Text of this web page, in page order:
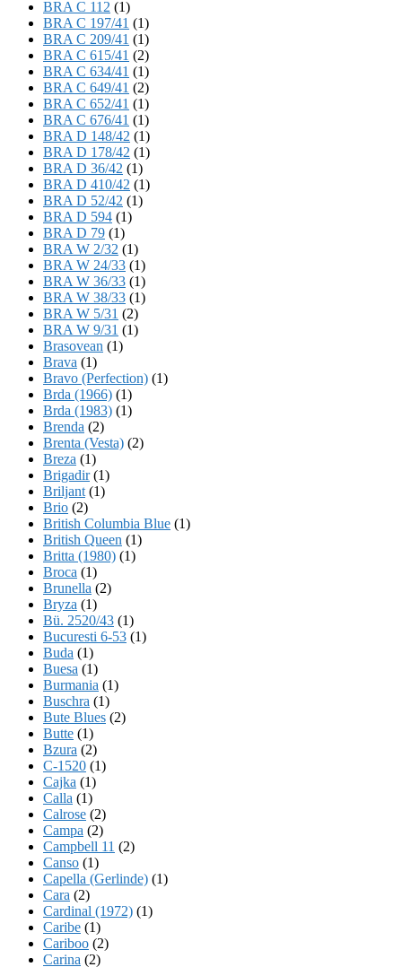
BRA C 112 (1)
BRA C 197/41 (1)
BRA C 209/41 (1)
BRA C 615/41 (2)
BRA C 634/41 (1)
BRA C 649/41 (2)
BRA C 652/41 (1)
BRA C 676/41 (1)
BRA D 148/42 (1)
BRA D 178/42 (1)
BRA D 36/42 (1)
BRA D 410/42 (1)
BRA D 52/42 (1)
BRA D 594 (1)
BRA D 79 (1)
BRA W 2/32 (1)
BRA W 24/33 (1)
BRA W 36/33 (1)
BRA W 38/33 (1)
BRA W 5/31 (2)
BRA W 9/31 (1)
Brasovean (1)
Brava (1)
Bravo (Perfection) (1)
Brda (1966) (1)
Brda (1983) (1)
Brenda (2)
Brenta (Vesta) (2)
Breza (1)
Brigadir(1)
Briljant (1)
Brio (2)
British Columbia Blue (1)
British Queen (1)
Britta (1980) (1)
Broca (1)
Brunella (2)
Bryza (1)
Bü. 2520/43 (1)
Bucuresti 6-53 (1)
Buda (1)
Buesa (1)
Burmania (1)
Buschra (1)
Bute Blues (2)
Butte (1)
Bzura (2)
C-1520 (1)
Cajka (1)
Calla (1)
Calrose (2)
Campa (2)
Campbell 11 (2)
Canso (1)
Capella (Gerlinde) (1)
Cara (2)
Cardinal (1972) (1)
Caribe (1)
Cariboo (2)
Carina (2)